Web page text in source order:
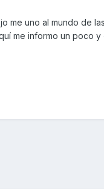
me uno al mundo de
me informo un poco